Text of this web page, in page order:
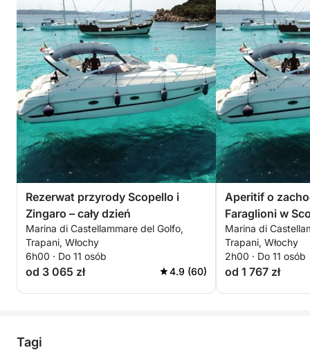
Rezerwat przyrody Scopello i
Zingaro – cały dzień
Marina di Castellammare del Golfo,
Trapani, Włochy
6h00 · Do 11 osób
od 3 065 zł 4.9 (60)
Aperitif o
Faraglioni w
osób)
Marina di
Trapani, Włochy
2h00 · Do 11 osób
od 1 767 zł
Tagi